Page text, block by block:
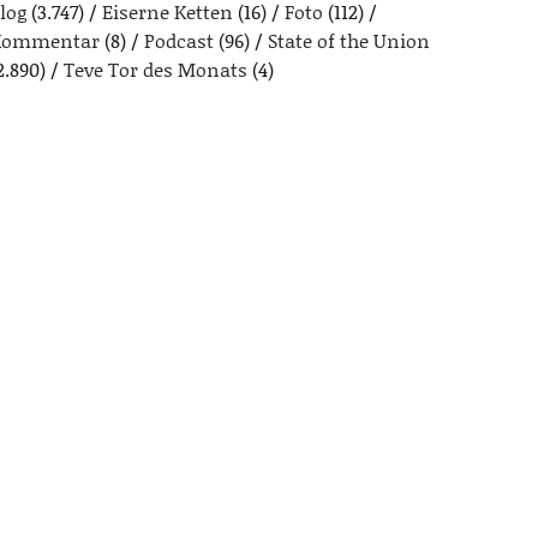
(3.747) Eiserne Ketten (16) Foto (112)
(8) Podcast(96)
State of the Union
Teve Tor des Monats (4)